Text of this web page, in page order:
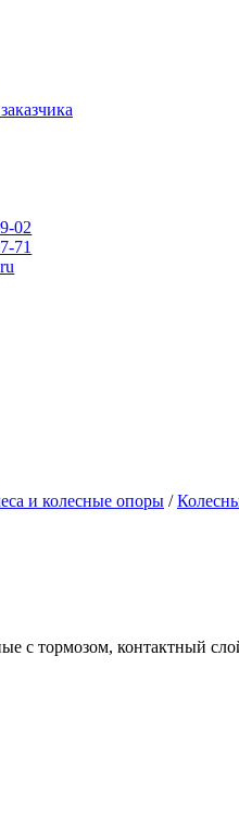
02
71
и колесные опоры /
с тормозом, контактный